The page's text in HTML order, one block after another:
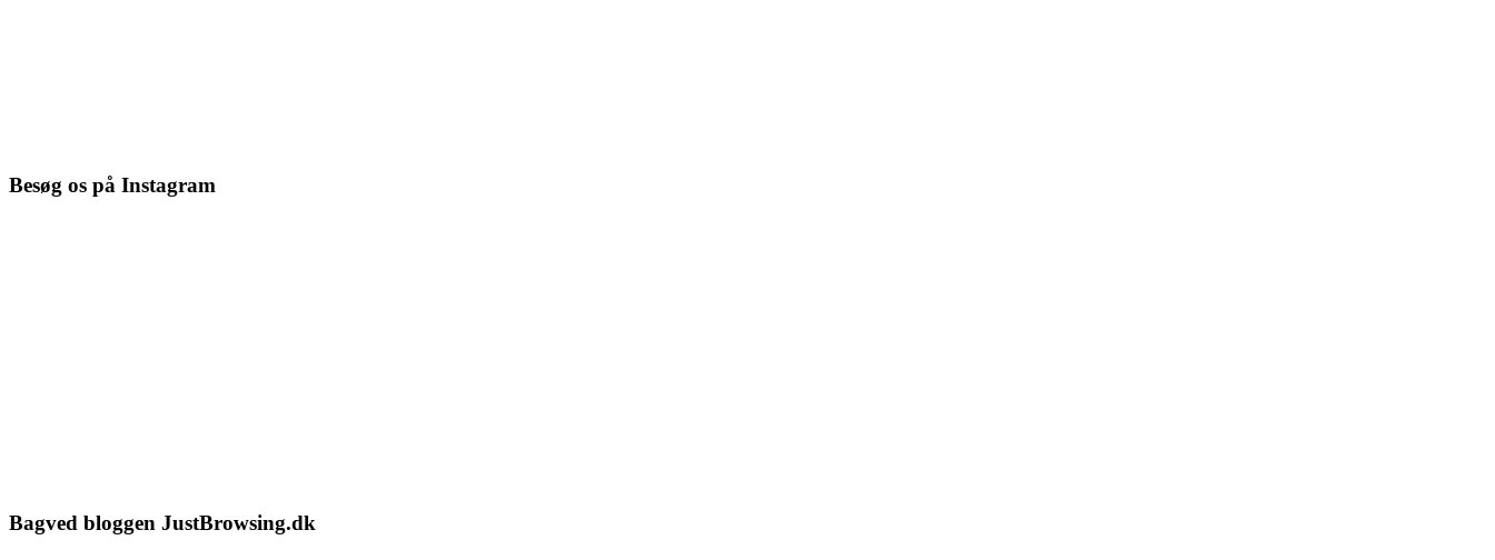
Besøg os på Instagram
Bagved bloggen JustBrowsing.dk